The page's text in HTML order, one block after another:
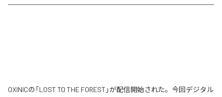
OXINICの「LOST TO THE FOREST」が配信開始された。今回デジタル